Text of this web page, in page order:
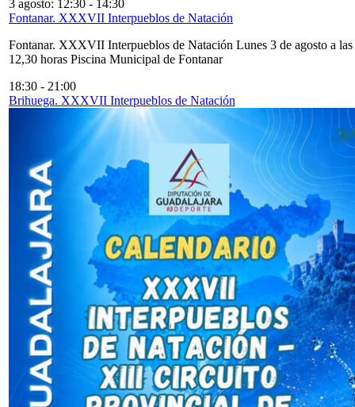
3 agosto: 12:30 - 14:30
Fontanar. XXXVII Interpueblos de Natación
Fontanar. XXXVII Interpueblos de Natación Lunes 3 de agosto a las
12,30 horas Piscina Municipal de Fontanar
18:30 - 21:00
Brihuega. XXXVII Interpueblos de Natación